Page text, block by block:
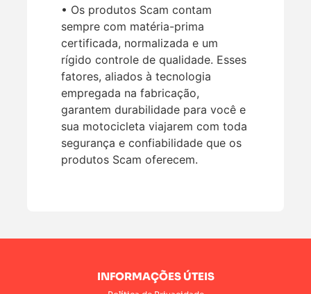
• Os produtos Scam contam
sempre com matéria-prima
certificada, normalizada e um
rígido controle de qualidade. Esses
fatores, aliados à tecnologia
empregada na fabricação,
garantem durabilidade para você e
sua motocicleta viajarem com toda
segurança e confiabilidade que os
produtos Scam oferecem.
INFORMAÇÕES ÚTEIS